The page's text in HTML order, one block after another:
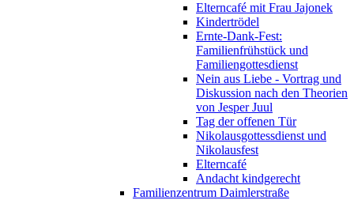
Elterncafé mit Frau Jajonek
Kindertrödel
Ernte-Dank-Fest:
Familienfrühstück und
Familiengottesdienst
Nein aus Liebe - Vortrag und
Diskussion nach den Theorien
von Jesper Juul
Tag der offenen Tür
Nikolausgottessdienst und
Nikolausfest
Elterncafé
Andacht kindgerecht
Familienzentrum Daimlerstraße